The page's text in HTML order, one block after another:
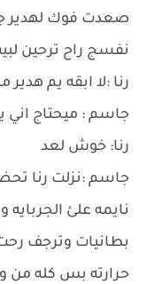
صعدت فوك لهدير
نفسج راح ترحين
رنا :لا ابقه يم هدير
جاسم : ميحتاج اني
رنا: خوش لعد
جاسم :نزلت رنا
نايمه علئ
بطانيات وترجف
حرارته بس كله من